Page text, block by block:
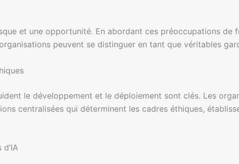
et une opportunité. En abordant ces préoccupations de
peuvent se distinguer en tant que véritables
le développement et le déploiement sont clés. Les
centralisées qui déterminent les cadres éthiques,